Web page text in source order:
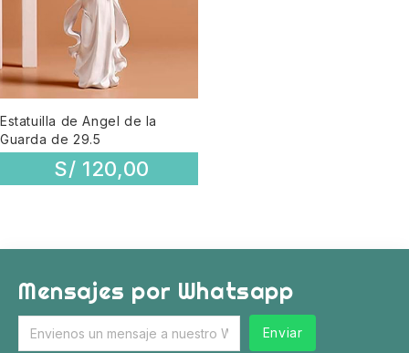
Estatuilla de Angel de la
Guarda de 29.5
S/ 120,00
Mensajes por Whatsapp
Enviar